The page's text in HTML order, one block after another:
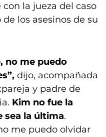
la jueza del caso
los asesinos de su
no me puedo
dijo, acompañada
y padre de
Kim no fue la
sea la última.
me puedo olvidar